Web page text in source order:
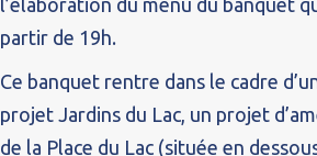
l’élaboration du menu du banquet
partir de 19h.
Ce banquet rentre dans le cadre
projet Jardins du Lac, un projet
de la Place du Lac (située en